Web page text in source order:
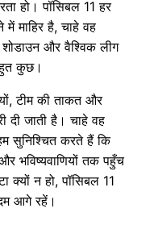
हो। पॉसिबल 11 हर
माहिर है, चाहे वह
शोडाउन और वैश्विक लीग
कुछ।
टीम की ताकत और
दी जाती है। चाहे वह
सुनिश्चित करते हैं कि
भविष्यवाणियों तक पहुँच
क्यों न हो, पॉसिबल 11
आगे रहें।